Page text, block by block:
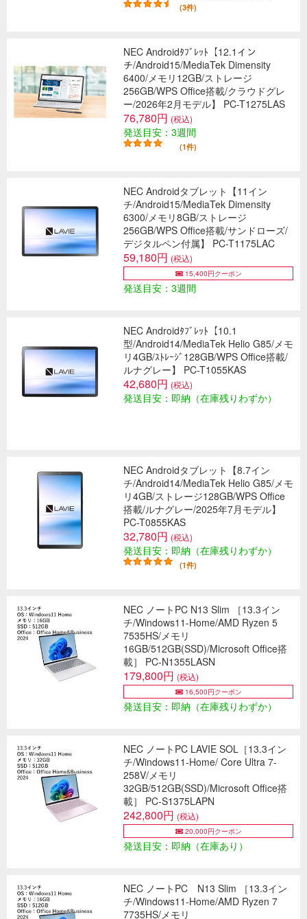
(3件)
NEC Androidﾀﾌﾞﾚｯﾄ【12.1イン
チ/Android15/MediaTek Dimensity
6400/メモリ12GB/ストレージ
256GB/WPS Office搭載/クラウドグレ
ー/2026年2月モデル】 PC-T1275LAS
76,780円 (税込)
発送目安：3週間
(1件)
NEC Androidタブレット【11イン
チ/Android15/MediaTek Dimensity
6300/メモリ8GB/ストレージ
256GB/WPS Office搭載/サンドローズ/
デジタルペン付属】 PC-T1175LAC
59,180円 (税込)
15,400円クーポン
発送目安：3週間
NEC Androidﾀﾌﾞﾚｯﾄ【10.1
型/Android14/MediaTek Helio G85/メモ
リ4GB/ｽﾄﾚｰｼﾞ128GB/WPS Office搭載/
ルナグレー】 PC-T1055KAS
42,680円 (税込)
発送目安：即納（在庫残りわずか）
NEC Androidタブレット【8.7イン
チ/Android14/MediaTek Helio G85/メモ
リ4GB/ストレージ128GB/WPS Office
搭載/ルナグレー/2025年7月モデル】
PC-T0855KAS
32,780円 (税込)
発送目安：即納（在庫残りわずか）
(1件)
NEC ノートPC N13 Slim ［13.3イン
チ/Windows11-Home/AMD Ryzen 5
7535HS/メモリ
16GB/512GB(SSD)/Microsoft Office搭
載］ PC-N1355LASN
179,800円 (税込)
16,500円クーポン
発送目安：即納（在庫残りわずか）
NEC ノートPC LAVIE SOL［13.3イン
チ/Windows11-Home/ Core Ultra 7-
258V/メモリ
32GB/512GB(SSD)/Microsoft Office搭
載］ PC-S1375LAPN
242,800円 (税込)
20,000円クーポン
発送目安：即納（在庫あり）
NEC ノートPC N13 Slim ［13.3イン
チ/Windows11-Home/AMD Ryzen 7
7735HS/メモリ